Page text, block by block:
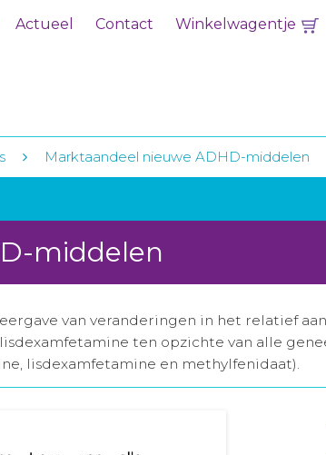
Actueel Contact Winkelwagentje
Marktaandeel nieuwe ADHD-middelen
middelen
van veranderingen in het relatief
ten opzichte van alle
lisdexamfetamine en methylfenidaat).